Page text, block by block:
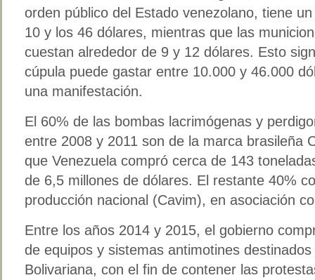
orden público del Estado venezolano, tiene
10 y los 46 dólares, mientras que las
cuestan alrededor de 9 y 12 dólares. Esto
cúpula puede gastar entre 10.000 y 46.000
una manifestación.
El 60% de las bombas lacrimógenas y
entre 2008 y 2011 son de la marca brasileña
que Venezuela compró cerca de 143
de 6,5 millones de dólares. El restante 40%
producción nacional (Cavim), en asociación
Entre los años 2014 y 2015, el gobierno
de equipos y sistemas antimotines
Bolivariana, con el fin de contener las